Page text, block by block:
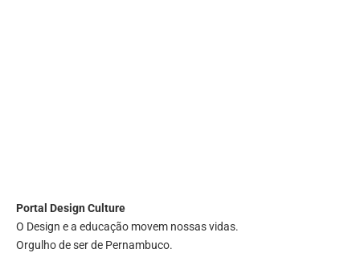
Portal Design Culture
O Design e a educação movem nossas vidas.
Orgulho de ser de Pernambuco.